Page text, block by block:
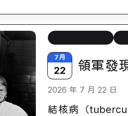
7月
22 領軍發
2026 年 7 月 22 日
結核病（
NASA創立